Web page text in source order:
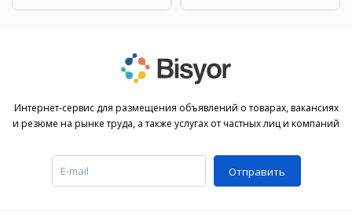
Интернет-сервис для размещения объявлений о товарах, вакансиях
и резюме на рынке труда, а также услугах от частных лиц и компаний
Отправить